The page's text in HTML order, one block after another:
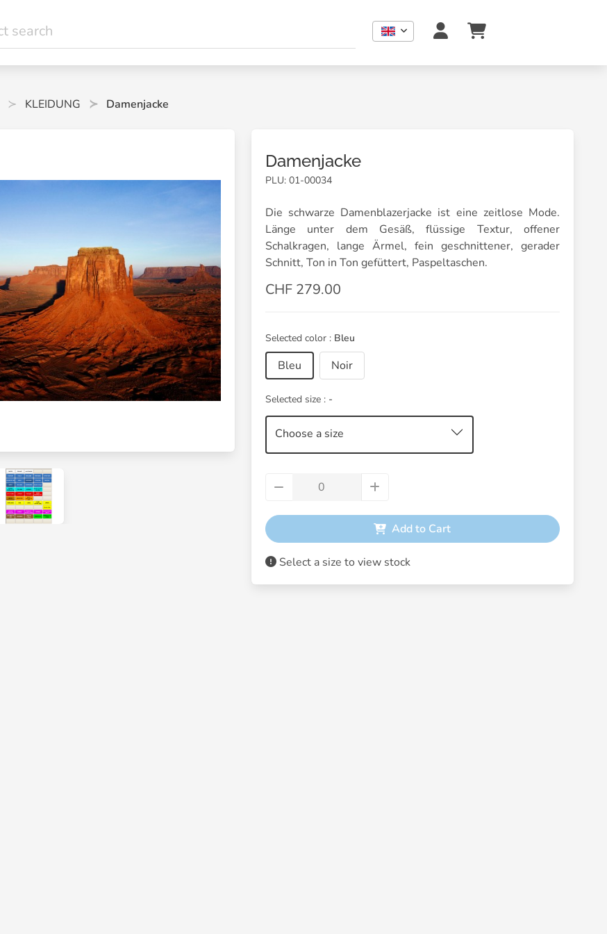
KLEIDUNG Damenjacke
Damenjacke
PLU: 01-00034
Die schwarze Damenblazerjacke ist eine zeitlose Mode.
Länge unter dem Gesäß, flüssige Textur, offener
Schalkragen, lange Ärmel, fein geschnittener, gerader
Schnitt, Ton in Ton gefüttert, Paspeltaschen.
CHF 279.00
Selected color : Bleu
Bleu Noir
Selected size : -
Choose a size
Add to Cart
Select a size to view stock